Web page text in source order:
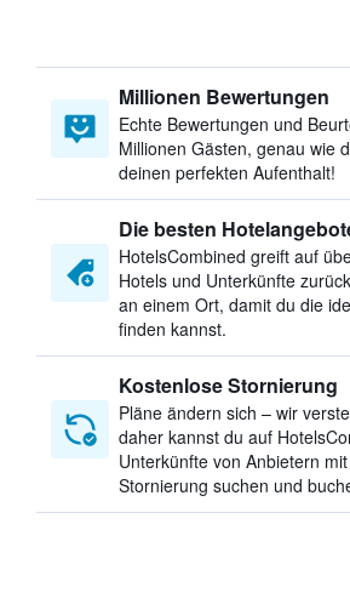
Millionen Bewertungen
Echte Bewertungen und
Millionen Gästen, genau wie
deinen perfekten Aufenthalt!
Die besten
HotelsCombined greift auf
Hotels und Unterkünfte
an einem Ort, damit du die
finden kannst.
Kostenlose Stornierung
Pläne ändern sich – wir
daher kannst du auf
Unterkünfte von Anbietern
Stornierung suchen und